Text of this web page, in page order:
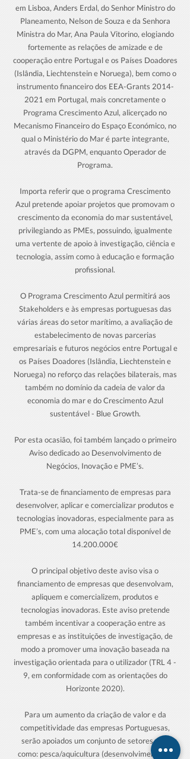
em Lisboa, Anders Erdal, do Senhor Ministro do
Planeamento, Nelson de Souza e da Senhora
Ministra do Mar, Ana Paula Vitorino, elogiando
fortemente as relações de amizade e de
cooperação entre Portugal e os Países Doadores
(Islândia, Liechtenstein e Noruega), bem como o
instrumento financeiro dos EEA-Grants 2014-
2021 em Portugal, mais concretamente o
Programa CrescimentoAzul, alicerçado no
Mecanismo Financeiro do Espaço Económico, no
qual o Ministério do Mar é parte integrante,
através da DGPM, enquanto Operador de
Programa.
Importa referir que o programa Crescimento
Azul pretende apoiar projetos que promovam o
crescimento da economia do mar sustentável,
privilegiando as PMEs, possuindo, igualmente
uma vertente de apoio à investigação, ciência e
tecnologia, assim como à educação e formação
profissional.
O Programa Crescimento Azul permitirá aos
Stakeholders e às empresas portuguesas das
várias áreas do setor marítimo, a avaliação de
estabelecimento de novas parcerias
empresariais e futuros negócios entre Portugal e
os Países Doadores (Islândia, Liechtenstein e
Noruega) no reforço das relações bilaterais, mas
também no domínio da cadeia de valor da
economia do mar e do Crescimento Azul
sustentável - Blue Growth.
Por esta ocasião, foi também lançado o primeiro
Aviso dedicado ao Desenvolvimento de
Negócios, Inovação e PME’s.
Trata-se de financiamento de empresas para
desenvolver, aplicar e comercializar produtos e
tecnologias inovadoras, especialmente para as
PME’s, com uma alocação total disponível de
14.200.000€
O principal objetivo deste aviso visa o
financiamento de empresas que desenvolvam,
apliquem e comercializem, produtos e
tecnologias inovadoras. Este aviso pretende
também incentivar a cooperação entre as
empresas e as instituições de investigação, de
modo a promover uma inovação baseada na
investigação orientada para o utilizador (TRL 4 -
9, em conformidade com as orientações do
Horizonte 2020).
Para um aumento da criação de valor e da
competitividade das empresas Portuguesas,
serão apoiados um conjunto de setores, tais
como: pesca/aquicultura (desenvolvimento de